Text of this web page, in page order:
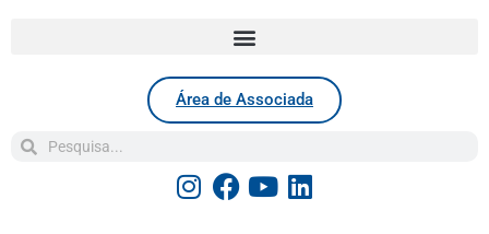
Área de Associada